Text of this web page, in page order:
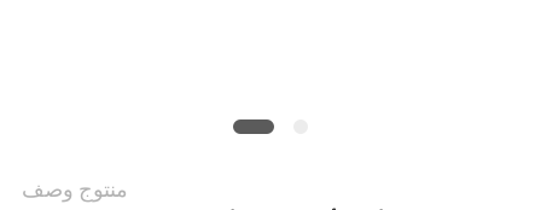
منتوج وصف